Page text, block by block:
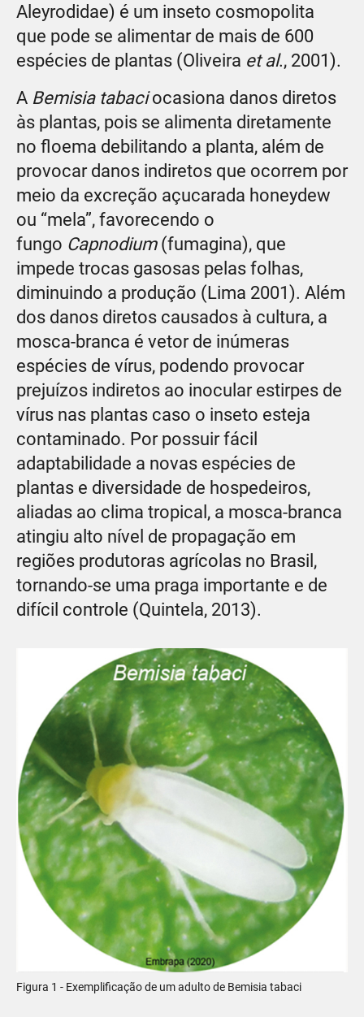
Aleyrodidae) é um inseto cosmopolita
que pode se alimentar de mais de 600
espécies de plantas (Oliveira et al., 2001).
A Bemisia tabaciocasiona danos diretos
às plantas, pois se alimenta diretamente
no floema debilitando a planta, além de
provocar danos indiretos que ocorrem por
meio da excreção açucarada honeydew
ou “mela”, favorecendo o
fungo Capnodium(fumagina), que
impede trocas gasosas pelas folhas,
diminuindo a produção (Lima 2001). Além
dos danos diretos causados à cultura, a
mosca-branca é vetor de inúmeras
espécies de vírus, podendo provocar
prejuízos indiretos ao inocular estirpes de
vírus nas plantas caso o inseto esteja
contaminado. Por possuir fácil
adaptabilidade a novas espécies de
plantas e diversidade de hospedeiros,
aliadas ao clima tropical, a mosca-branca
atingiu alto nível de propagação em
regiões produtoras agrícolas no Brasil,
tornando-se uma praga importante e de
difícil controle (Quintela, 2013).
Figura 1 - Exemplificação de um adulto de Bemisia tabaci